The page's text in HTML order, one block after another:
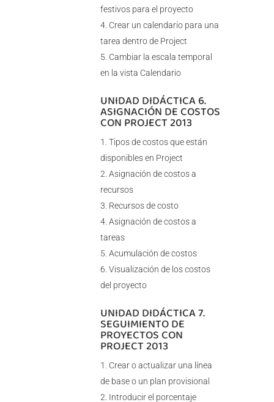
festivos para el proyecto
Crear un calendario para una
tarea dentro de Project
Cambiar la escala temporal
en la vista Calendario
UNIDAD DIDÁCTICA 6.
ASIGNACIÓN DE COSTOS
CON PROJECT 2013
Tipos de costos que están
disponibles en Project
Asignación de costos a
recursos
Recursos de costo
Asignación de costos a
tareas
Acumulación de costos
Visualización de los costos
del proyecto
UNIDAD DIDÁCTICA 7.
SEGUIMIENTO DE
PROYECTOS CON
PROJECT 2013
Crear o actualizar una línea
de base o un plan provisional
Introducir el porcentaje